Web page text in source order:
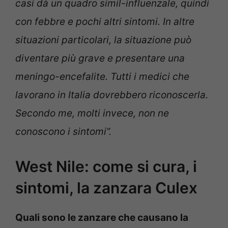
casi dà un quadro simil-influenzale, quindi
con febbre e pochi altri sintomi. In altre
situazioni particolari, la situazione può
diventare più grave e presentare una
meningo-encefalite. Tutti i medici che
lavorano in Italia dovrebbero riconoscerla.
Secondo me, molti invece, non ne
conoscono i sintomi”.
West Nile: come si cura, i
sintomi, la zanzara Culex
Quali sono le zanzare che causano la